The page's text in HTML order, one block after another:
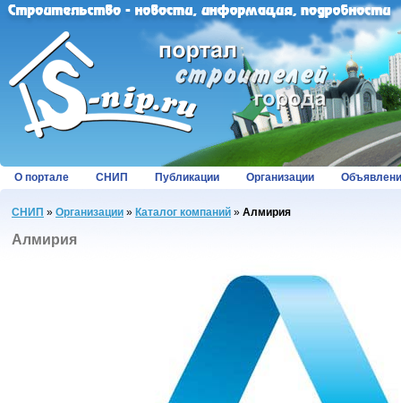
О портале СНИП Публикации Организации
СНИП » Организации » Каталог компаний » Алмирия
Алмирия